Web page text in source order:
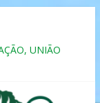
UNIÃO
com